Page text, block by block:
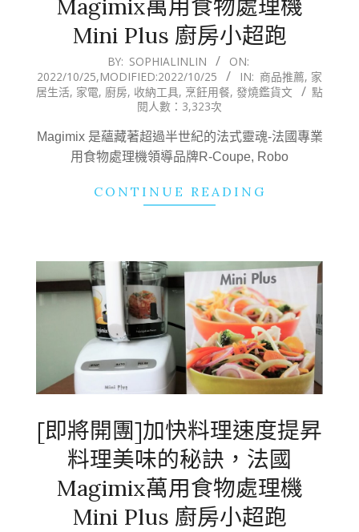
Magimix萬用食物處理機
Mini Plus 廚房小超跑
10-
25
BY: SOPHIALINLIN
ON:
2022/10/25,MODIFIED:2022/10/25 IN: 商品推薦, 家
居生活, 家電, 廚房, 收納工具, 烹飪用餐, 發燒鑑貨文
點
閱人數：3,323次
Magimix 是蘊藏著超過半世紀的法式靈魂-法國專業
用食物處理機領導品牌R-Coupe, Robo
CONTINUE READING
[即將開團]加快料理速度提昇
料理美味的秘訣，法國
Magimix萬用食物處理機
Mini Plus 廚房小超跑